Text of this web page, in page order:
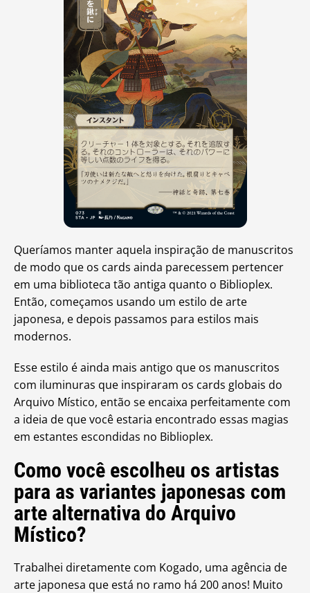
Queríamos manter aquela inspiração de manuscritos
de modo que os cards ainda parecessem pertencer
em uma biblioteca tão antiga quanto o Biblioplex.
Então, começamos usando um estilo de arte
japonesa, e depois passamos para estilos mais
modernos.
Esse estilo é ainda mais antigo que os manuscritos
com iluminuras que inspiraram os cards globais do
Arquivo Místico, então se encaixa perfeitamente com
a ideia de que você estaria encontrado essas magias
em estantes escondidas no Biblioplex.
Como você escolheu os artistas
para as variantes japonesas com
arte alternativa do Arquivo
Místico?
Trabalhei diretamente com Kogado, uma agência de
arte japonesa que está no ramo há 200 anos! Muito